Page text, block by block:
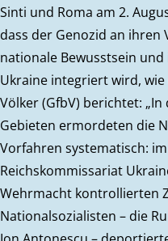
Sinti und Roma am 2.
dass der Genozid an
nationale Bewusstsein
Ukraine integriert wird,
Völker (GfbV) berichtet:
Gebieten ermordeten die
Vorfahren systematisch:
Reichskommissariat
Wehrmacht kontrollierten
Nationalsozialisten – die